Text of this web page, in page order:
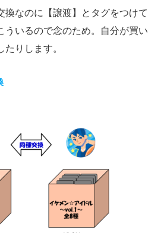
換なのに【譲渡】とタグをつけて
ういるので念のため。自分が買い
りします。